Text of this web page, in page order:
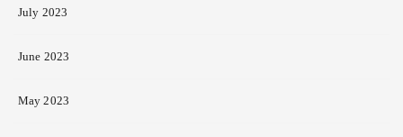
July 2023
June 2023
May 2023